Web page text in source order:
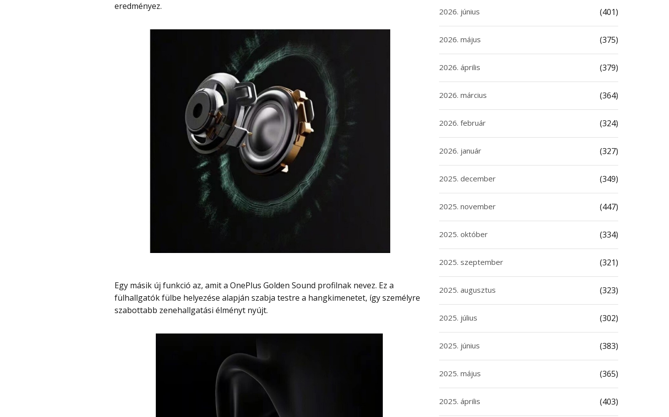
eredményez.
Egy másik új funkció az, amit a OnePlus Golden Sound profilnak nevez. Ez a
fülhallgatók fülbe helyezése alapján szabja testre a hangkimenetet, így személyre
szabottabb zenehallgatási élményt nyújt.
2026. június (401)
2026. május (375)
2026. április (379)
2026. március (364)
2026. február (324)
2026. január (327)
2025. december (349)
2025. november (447)
2025. október (334)
2025. szeptember (321)
2025. augusztus (323)
2025. július (302)
2025. június (383)
2025. május (365)
2025. április (403)